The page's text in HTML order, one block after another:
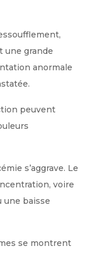
une grande
anormale
peuvent
s’aggrave. Le
voire
une baisse
se montrent